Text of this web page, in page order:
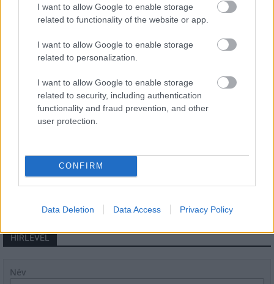
I want to allow Google to enable storage
related to functionality of the website or app.
I want to allow Google to enable storage
related to personalization.
I want to allow Google to enable storage
related to security, including authentication
functionality and fraud prevention, and other
user protection.
CONFIRM
Data Deletion Data Access Privacy Policy
M1 bővítés: már zajlik a teljesen új
Bicske Kelet csomópont építése
Új gyalogosátkelők és jelzőlámpás
csomópont épül Angyalföldön
iskoláját
HÍRLEVÉL
Név